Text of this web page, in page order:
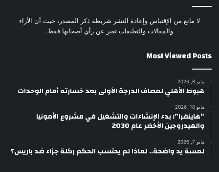
لا مانع من الإقتباس وإعادة النشر شريطة ذكر المصدر، حيث أن الأراء
والمقالات والتعليقات تعبر عن رأي أصحابها فقط.
Most Viewed Posts
مايو 8, 2026
هبوط الأهلي لمصاف الدرجة الأولى بعد خسارته أمام الوحدات
مايو 10, 2026
“هاينفرا”: بدء الإنشاءات والتشغيل في مشروع الأمونيا
والهيدروجين الأخضر عام 2030
مايو 7, 2026
لمسة يد واضحة.. لماذا لم يحتسب الحكم ركلة جزاء ضد باريس؟